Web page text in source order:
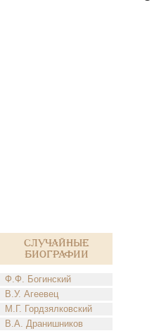
Случайные
биографии
Ф.Ф. Богинский
В.У. Агеевец
М.Г. Гордзялковский
В.А. Дранишников